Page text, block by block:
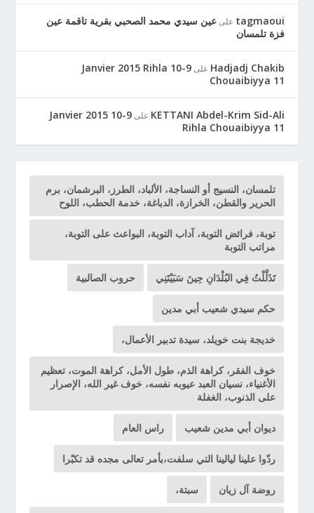
tagmaoui علىعين سيدي محمد الصحبي بقرية تاقمة عين
فزة تلمسان
Hadjadj Chakib على
9-10 Janvier 2015 Rihla
Chouaibiyya 11
KETTANI Abdel-Krim Sid-Ali على
9-10 Janvier 2015
Rihla Chouaibiyya 11
تلمسان، النسيج أو النساجة، الألباد، الطرز، البرشمان، برم
الحرير والقطن، الخرازة، الدباغة، خدمة الحطب، اللوح
توبة، فرائض التوبة، آداب التوبة، البواعث على التوبة،
مراتب التوبة
تَذَلَّلْتُ فِي البُلْدَانِ حِينَ سَبَيْتَنِي حروب الصالبية
حكم سيدي شعيب أبي مدين
خديجة بنت خويلد، سيدة تدبير الأعمال،
خوف الفقر، كراهة الذم، طول الأمل، كراهة الموت، تعظيم
الأغنياء، نسيان العبد عيوبه نفسه، خوف غير الله، الإصرار
على الذنوب، الغفلة
ديوان أبي مدين شعيب راس العام
ردّوا علينا ليالينا التي سلفت،بأمر تعالى مجده قد تكبّرا
روضة آل زيان سبتة،